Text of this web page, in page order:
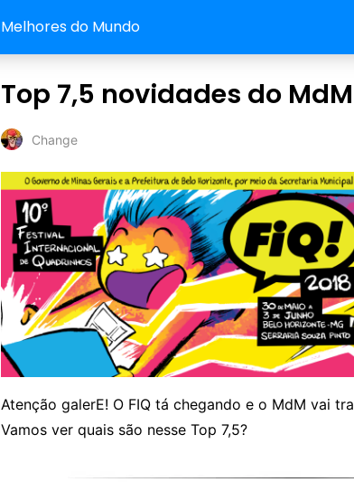
Melhores do Mundo
Top 7,5 novidades do
Change
Atenção galerE! O FIQ tá chegando e o MdM vai
Vamos ver quais são nesse Top 7,5?